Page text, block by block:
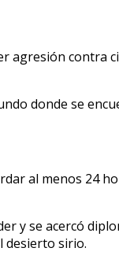
agresión contra
donde se
al menos 24
y se acercó
desierto sirio.